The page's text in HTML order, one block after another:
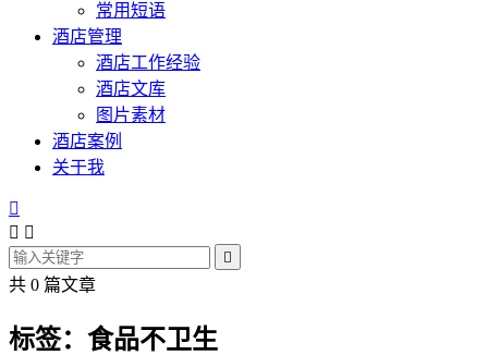
常用短语
酒店管理
酒店工作经验
酒店文库
图片素材
酒店案例
关于我

 

共 0 篇文章
标签：食品不卫生